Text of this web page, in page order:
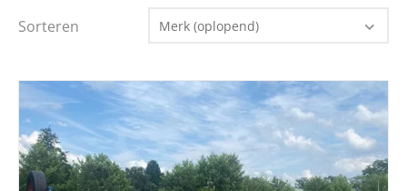
Sorteren Merk (oplopend)